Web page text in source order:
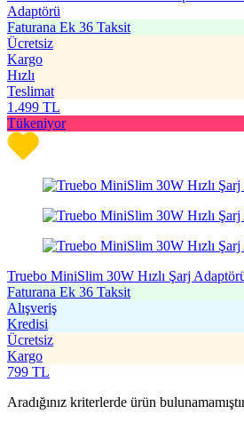
Adaptörü
Faturana Ek 36 Taksit
Ücretsiz
Kargo
Hızlı
Teslimat
1.499 TL
Tükeniyor
Truebo MiniSlim 30W Hızlı Şarj
Faturana Ek 36 Taksit
Alışveriş
Kredisi
Ücretsiz
Kargo
799 TL
Aradığınız kriterlerde ürün